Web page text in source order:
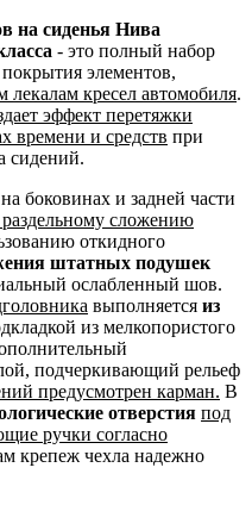
на сиденья Нива
- это полный набор
элементов,
лекалам кресел автомобиля.
эффект перетяжки
времени и средств при
сидений.
боковинах и задней части
раздельному сложению
откидного
штатных подушек
ослабленный шов.
выполняется из
из мелкопористого
подчеркивающий рельеф
предусмотрен карман. В
отверстия под
ручки согласно
крепеж чехла надежно